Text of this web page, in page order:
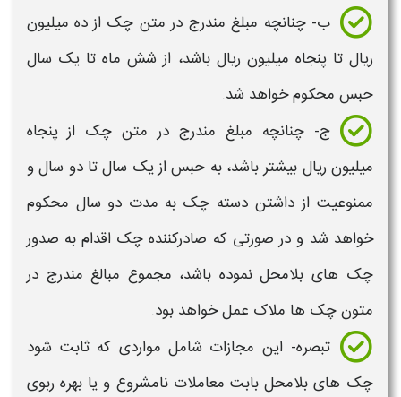
ب- چنانچه مبلغ مندرج در متن چک از ده میلیون
ریال تا پنجاه میلیون ریال باشد، از شش ‌ماه تا یک‌ سال
حبس محکوم خواهد شد.
ج- چنانچه مبلغ مندرج در متن چک از پنجاه
میلیون ریال بیشتر باشد، به حبس از یک سال تا دو سال و
ممنوعیت از داشتن دسته‌ چک به مدت دو سال محکوم
خواهد شد و در صورتی که صادرکننده چک اقدام به صدور
چک‌ های بلامحل نموده باشد، مجموع مبالغ مندرج در
متونچک‌ ها ملاک عمل خواهد بود.
تبصره- این مجازات شامل مواردی که ثابت شود
چک‌ های بلامحل بابت معاملات نامشروع و یا بهره ربوی